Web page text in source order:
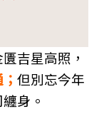
吉星高照，
；但別忘今年
身。